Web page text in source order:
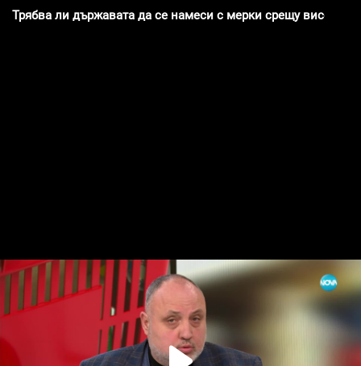
Трябва ли държавата да се намеси с мерки срещу високите